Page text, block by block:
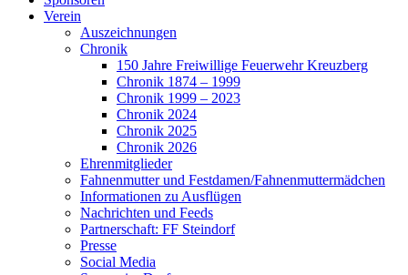
Verein
Auszeichnungen
Chronik
150 Jahre Freiwillige Feuerwehr Kreuzberg
Chronik 1874 – 1999
Chronik 1999 – 2023
Chronik 2024
Chronik 2025
Chronik 2026
Ehrenmitglieder
Fahnenmutter und Festdamen/Fahnenmuttermädchen
Informationen zu Ausflügen
Nachrichten und Feeds
Partnerschaft: FF Steindorf
Presse
Social Media